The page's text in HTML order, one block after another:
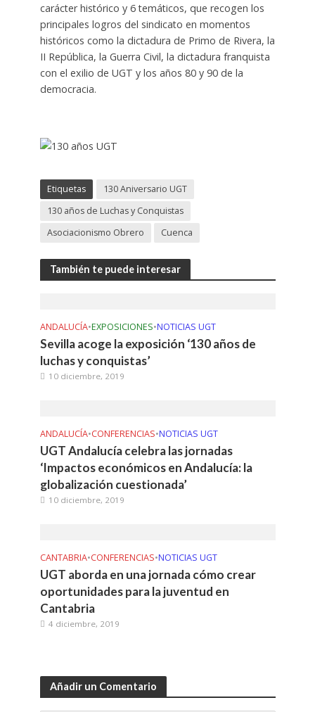
carácter histórico y 6 temáticos, que recogen los
principales logros del sindicato en momentos
históricos como la dictadura de Primo de Rivera, la
II República, la Guerra Civil, la dictadura franquista
con el exilio de UGT y los años 80 y 90 de la
democracia.
Etiquetas
130 Aniversario UGT
130 años de Luchas y Conquistas
Asociacionismo Obrero
Cuenca
También te puede interesar
ANDALUCÍA•EXPOSICIONES•NOTICIAS UGT
Sevilla acoge la exposición ‘130 años de
luchas y conquistas’
10 diciembre, 2019
ANDALUCÍA•CONFERENCIAS•NOTICIAS UGT
UGT Andalucía celebra las jornadas
‘Impactos económicos en Andalucía: la
globalización cuestionada’
10 diciembre, 2019
CANTABRIA•CONFERENCIAS•NOTICIAS UGT
UGT aborda en una jornada cómo crear
oportunidades para la juventud en
Cantabria
4 diciembre, 2019
Añadir un Comentario